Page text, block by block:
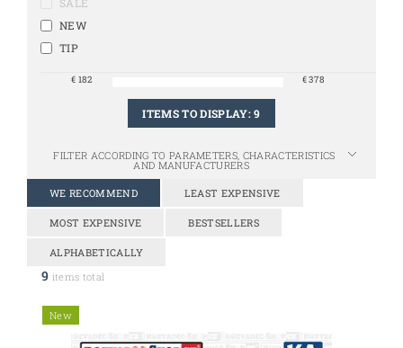
NEW
TIP
€ 182 €378
ITEMS TO DISPLAY:9
FILTER ACCORDING TO PARAMETERS, CHARACTERISTICS
AND MANUFACTURERS
WE RECOMMEND LEAST EXPENSIVE
MOST EXPENSIVE BESTSELLERS
ALPHABETICALLY
9 items total
New